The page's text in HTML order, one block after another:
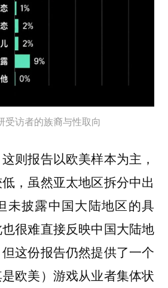
受访者的族裔与性取向
则报告以欧美样本为主，
，虽然亚太地区拆分中出
未披露中国大陆地区的具
很难直接反映中国大陆地
这份报告仍然提供了一个
欧美）游戏从业者集体状